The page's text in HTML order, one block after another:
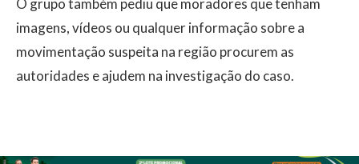
O grupo também pediu que moradores que tenham
imagens, vídeos ou qualquer informação sobre a
movimentação suspeita na região procurem as
autoridades e ajudem na investigação do caso.